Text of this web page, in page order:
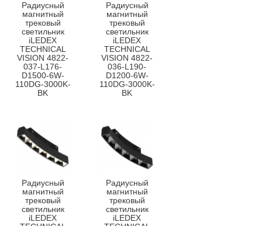
Радиусный
магнитный
трековый
светильник
iLEDEX
TECHNICAL
VISION 4822-
037-L176-
D1500-6W-
110DG-3000K-
BK
Радиусный
магнитный
трековый
светильник
iLEDEX
TECHNICAL
VISION 4822-
036-L190-
D1200-6W-
110DG-3000K-
BK
Радиусный
магнитный
трековый
светильник
iLEDEX
Радиусный
магнитный
трековый
светильник
iLEDEX